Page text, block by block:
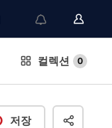
컬렉션 0
저장